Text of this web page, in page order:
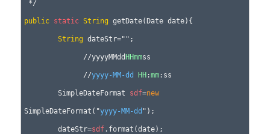
public static String getDate(Date date){
String dateStr="";
              //yyyyMMdd
HHmmss
              //
yyyy-MM-dd HH:mm:ss
	SimpleDateFormat
sdf=new
SimpleDateFormat("yyyy-MM-dd ");
	dateStr=
sdf.format(date);